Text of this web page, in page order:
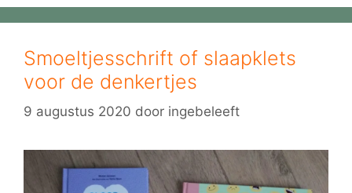
Smoeltjesschrift of slaapklets
voor de denkertjes
9 augustus 2020 door ingebeleeft